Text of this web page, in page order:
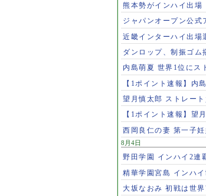
熊本勢がインハイ出場
ジャパンオープン公式
近畿インターハイ出場
ダンロップ、制振ゴム
内島萌夏 世界1位にス
【1ポイント速報】内
望月慎太郎 ストレー
【1ポイント速報】望
西岡良仁の妻 第一子
8月4日
野田学園 インハイ2連
精華学園宮島 インハ
大坂なおみ 初戦は世